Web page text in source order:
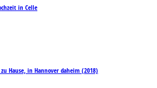
in Celle
Hause, in Hannover daheim (2018)